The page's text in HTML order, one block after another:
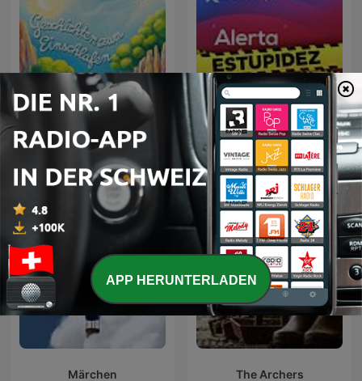
Geschichten zum
Einschlafen
Renascença - Alerta
Estupidez
Märchen The Archers
APP HERUNTERLADEN